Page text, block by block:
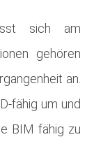
sich am
gehören
an.
fähig um und
BIM fähig zu